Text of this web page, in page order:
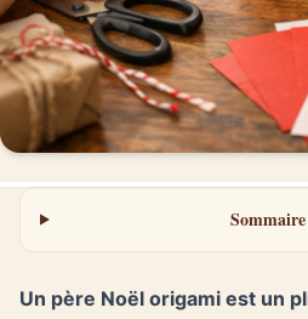
Sommaire
Un père Noël origami est un